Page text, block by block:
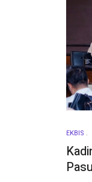
EKBIS